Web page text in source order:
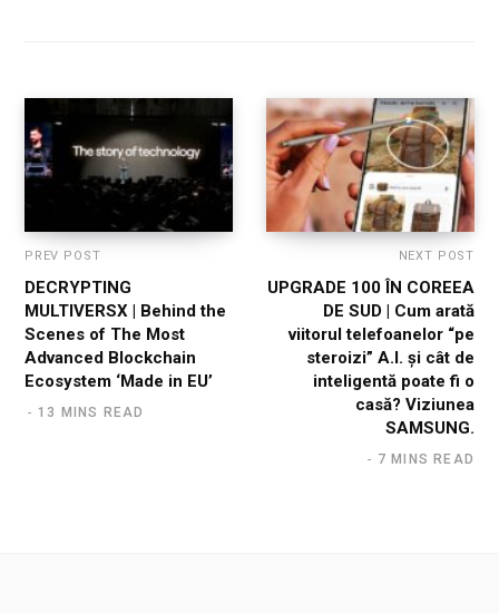
PREV POST
DECRYPTING
MULTIVERSX | Behind the
Scenes of The Most
Advanced Blockchain
Ecosystem ‘Made in EU’
13 MINS READ
NEXT POST
UPGRADE 100 ÎN COREEA
DE SUD | Cum arată
viitorul telefoanelor “pe
steroizi” A.I. și cât de
inteligentă poate fi o
casă? Viziunea
SAMSUNG.
7 MINS READ